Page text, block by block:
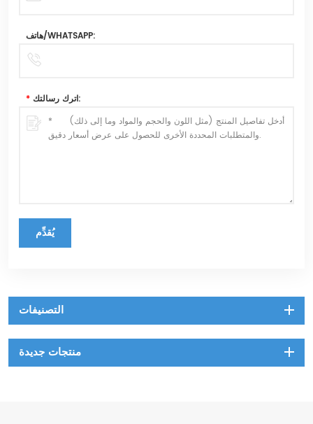
هاتف/WHATSAPP:
* اترك رسالتك:
يُقدِّم
التصنيفات
منتجات جديدة